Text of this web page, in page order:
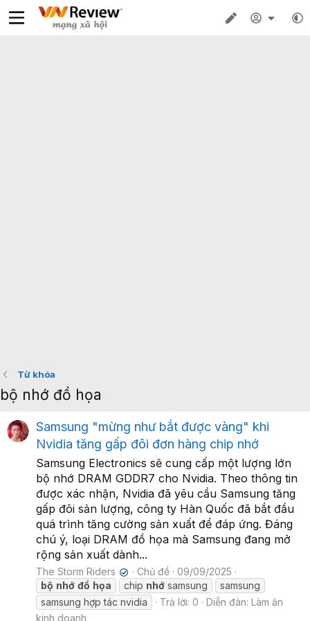
Từ khóa
bộ nhớ đồ họa
Samsung "mừng như bắt được vàng" khi
Nvidia tăng gấp đôi đơn hàng chip nhớ
Samsung Electronics sẽ cung cấp một lượng lớn
bộ nhớ DRAM GDDR7 cho Nvidia. Theo thông tin
được xác nhận, Nvidia đã yêu cầu Samsung tăng
gấp đôi sản lượng, công ty Hàn Quốc đã bắt đầu
quá trình tăng cường sản xuất để đáp ứng. Đáng
chú ý, loại DRAM đồ họa mà Samsung đang mở
rộng sản xuất dành...
The Storm Riders ✔ Chủ đề
09/09/2025
bộ nhớ đồ họa chip nhớ samsung
samsung
samsung hợp tác nvidia
Trả lời: 0 Diễn đàn: Làm ăn
kinh doanh